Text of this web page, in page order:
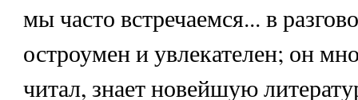
мы часто встречаемся... в
остроумен и увлекателен; он
читал, знает новейшую